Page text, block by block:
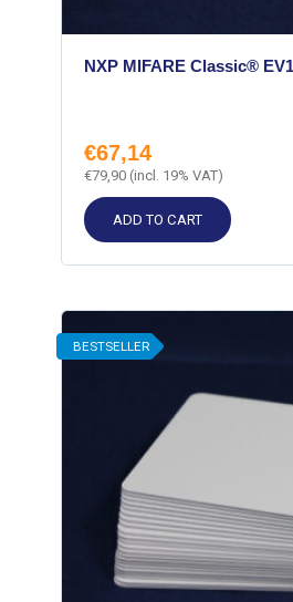
NXP MIFARE Classic®
€67,14
€79,90 (incl. 19% VAT)
ADD TO CART
BESTSELLER